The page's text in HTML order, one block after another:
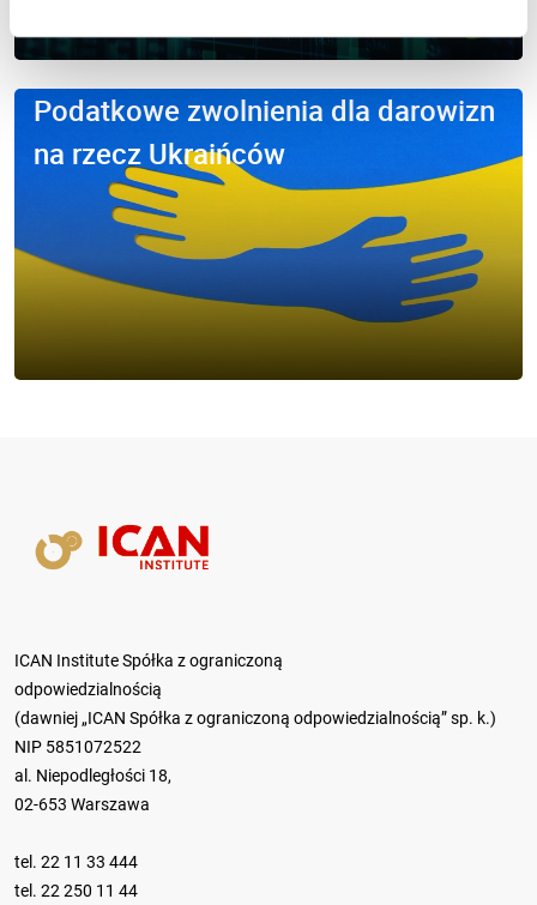
Podatkowe zwolnienia dla darowizn
na rzecz Ukraińców
ICAN Institute Spółka z ograniczoną
odpowiedzialnością
(dawniej „ICAN Spółka z ograniczoną odpowiedzialnością” sp. k.)
NIP 5851072522
al. Niepodległości 18,
02-653 Warszawa
tel. 22 11 33 444
tel. 22 250 11 44